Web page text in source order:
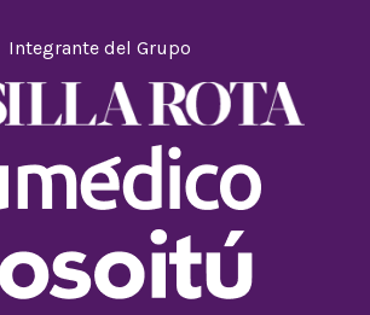
Integrante del Grupo